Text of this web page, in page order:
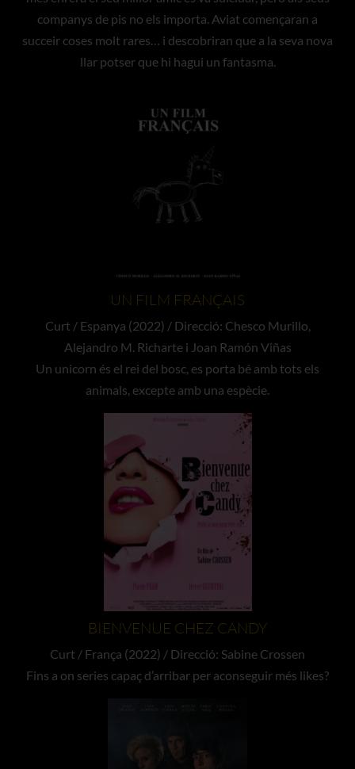
companys de pis no els importa. Aviat començaran a
succeir coses molt rares… i descobriran que a la seva nova
llar potser que hi hagui un fantasma.
UN FILM FRANÇAIS
Curt / Espanya (2022) / Direcció: Chesco Murillo,
Alejandro M. Richarte i Joan Ramón Viñas
Un unicorn és el rei del bosc, es porta bé amb tots els
animals, excepte amb una espècie.
BIENVENUE CHEZ CANDY
Curt / França (2022) / Direcció: Sabine Crossen
Fins a on series capaç d’arribar per aconseguir més likes?